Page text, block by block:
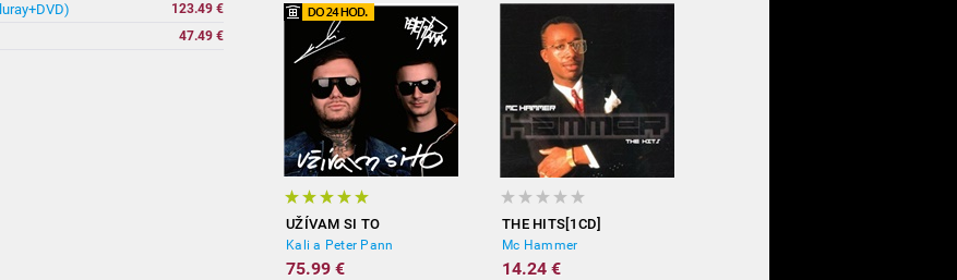
123.49 €
47.49 €
UŽÍVAM SI TO
Kali a Peter Pann
75.99 €
THE HITS[1CD]
Mc Hammer
14.24 €